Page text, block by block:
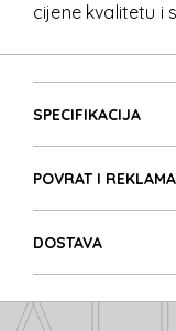
cijene kvalitetu i
SPECIFIKACIJA
POVRAT I
DOSTAVA